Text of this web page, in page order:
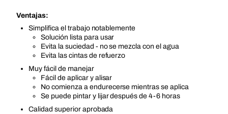
Ventajas:
Simplifica el trabajo notablemente
Solución lista para usar
Evita la suciedad - no se mezcla con el agua
Evita las cintas de refuerzo
Muy fácil de manejar
Fácil de aplicar y alisar
No comienza a endurecerse mientras se aplica
Se puede pintar y lijar después de 4-6 horas
Calidad superior aprobada